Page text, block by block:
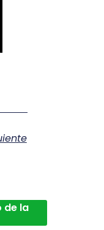
de la